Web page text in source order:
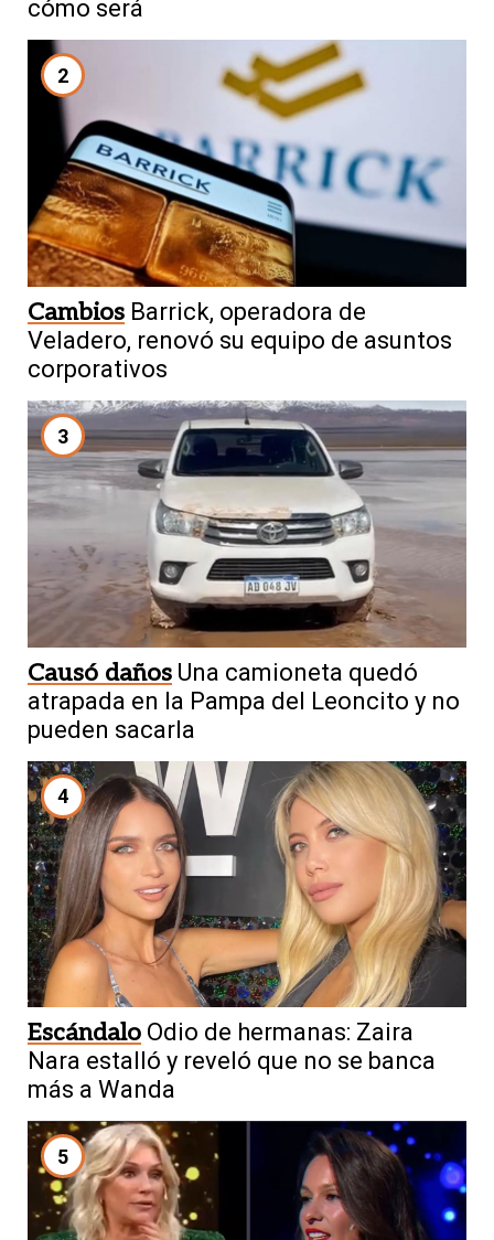
cómo será
2
Cambios Barrick, operadora de
Veladero, renovó su equipo de asuntos
corporativos
3
Causó daños Una camioneta quedó
atrapada en la Pampa del Leoncito y no
pueden sacarla
4
Escándalo Odio de hermanas: Zaira
Nara estalló y reveló que no se banca
más a Wanda
5